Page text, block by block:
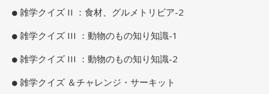
雑学クイズ II ：食材、グルメトリビア-2
雑学クイズ III ：動物のもの知り知識-1
雑学クイズ III ：動物のもの知り知識-2
雑学クイズ ＆チャレンジ・サーキット